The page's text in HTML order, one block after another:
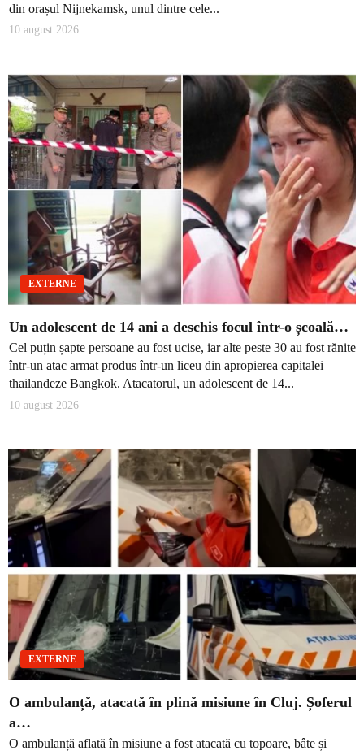
din orașul Nijnekamsk, unul dintre cele...
10 august 2026
EXTERNE
Un adolescent de 14 ani a deschis focul într-o școală…
Cel puțin șapte persoane au fost ucise, iar alte peste 30 au fost rănite
într-un atac armat produs într-un liceu din apropierea capitalei
thailandeze Bangkok. Atacatorul, un adolescent de 14...
10 august 2026
EXTERNE
O ambulanță, atacată în plină misiune în Cluj. Șoferul
a…
O ambulanță aflată în misiune a fost atacată cu topoare, bâte și